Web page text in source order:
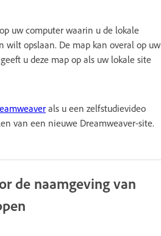
uw computer waarin u de lokale
wilt opslaan. De map kan overal op uw
u deze map op als uw lokale site
als u een zelfstudievideo
van een nieuwe Dreamweaver-site.
de naamgeving van